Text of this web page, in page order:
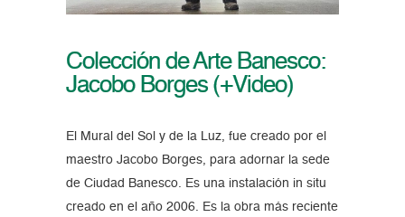
Colección de Arte Banesco:
Jacobo Borges (+Video)
El Mural del Sol y de la Luz, fue creado por el
maestro Jacobo Borges, para adornar la sede
de Ciudad Banesco. Es una instalación in situ
creado en el año 2006. Es la obra más reciente